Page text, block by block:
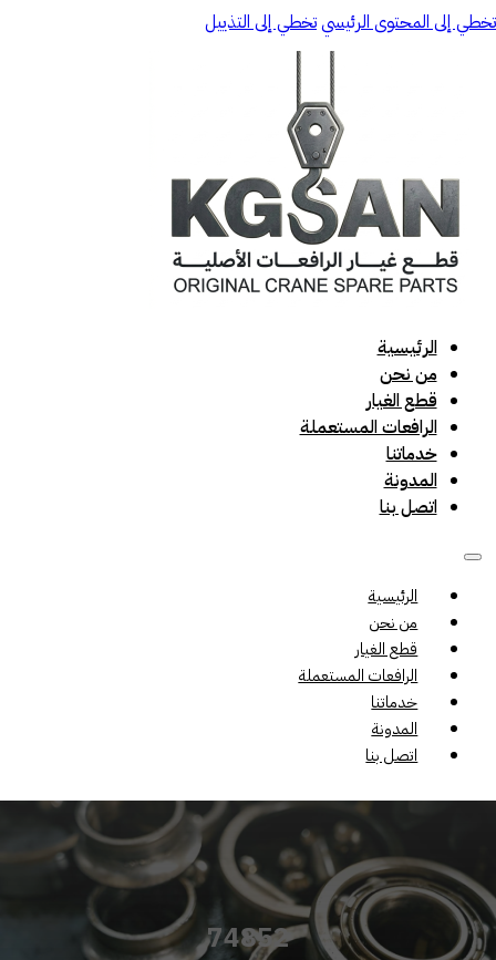
تخطي إلى المحتوى الرئيسيتخطي إلى التذييل
الرئيسية
من نحن
قطع الغيار
الرافعات المستعملة
خدماتنا
المدونة
اتصل بنا
الرئيسية
من نحن
قطع الغيار
الرافعات المستعملة
خدماتنا
المدونة
اتصل بنا
74852